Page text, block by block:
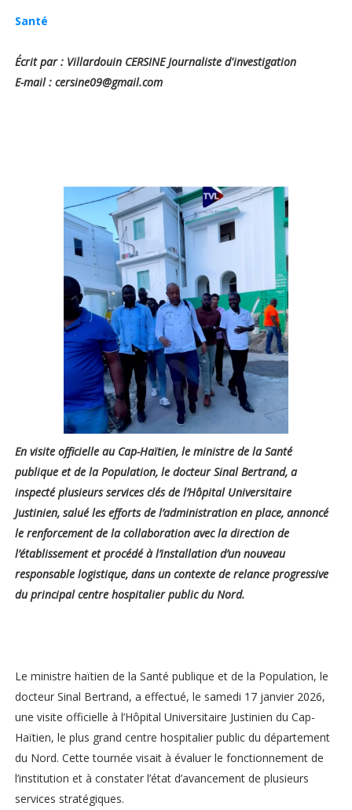
Santé
Écrit par : Villardouin CERSINE Journaliste d'investigation
E-mail : cersine09@gmail.com
En visite officielle au Cap-Haïtien, le ministre de la Santé
publique et de la Population, le docteur Sinal Bertrand, a
inspecté plusieurs services clés de l’Hôpital Universitaire
Justinien, salué les efforts de l’administration en place, annoncé
le renforcement de la collaboration avec la direction de
l’établissement et procédé à l’installation d’un nouveau
responsable logistique, dans un contexte de relance progressive
du principal centre hospitalier public du Nord.
Le ministre haïtien de la Santé publique et de la Population, le
docteur Sinal Bertrand, a effectué, le samedi 17 janvier 2026,
une visite officielle à l’Hôpital Universitaire Justinien du Cap-
Haïtien, le plus grand centre hospitalier public du département
du Nord. Cette tournée visait à évaluer le fonctionnement de
l’institution et à constater l’état d’avancement de plusieurs
services stratégiques.